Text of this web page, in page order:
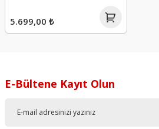
5.699,00 ₺
E-Bültene Kayıt Olun